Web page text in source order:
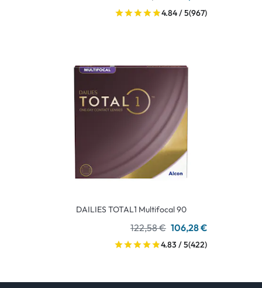
4.84 / 5(967)
DAILIES TOTAL1 Multifocal 90
122,58 € 106,28 €
4.83 / 5(422)